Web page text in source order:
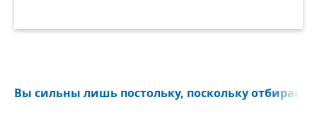
Вы сильны лишь постольку, поскольку